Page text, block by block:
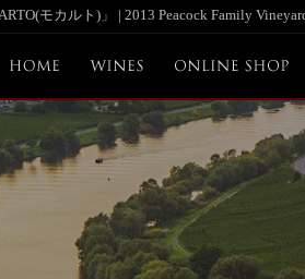
モカルト)」 | 2013 Peacock Family